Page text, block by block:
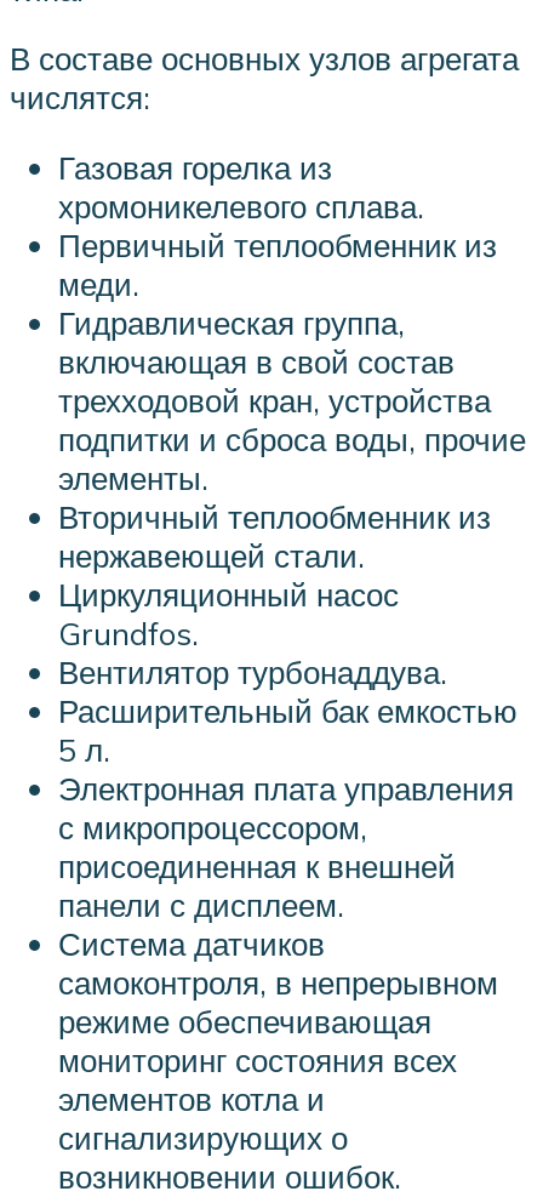
В составе основных узлов агрегата
числятся:
Газовая горелка из
хромоникелевого сплава.
Первичный теплообменник из
меди.
Гидравлическая группа,
включающая в свой состав
трехходовой кран, устройства
подпитки и сброса воды, прочие
элементы.
Вторичный теплообменник из
нержавеющей стали.
Циркуляционный насос
Grundfos.
Вентилятор турбонаддува.
Расширительный бак емкостью
5 л.
Электронная плата управления
с микропроцессором,
присоединенная к внешней
панели с дисплеем.
Система датчиков
самоконтроля, в непрерывном
режиме обеспечивающая
мониторинг состояния всех
элементов котла и
сигнализирующих о
возникновении ошибок.